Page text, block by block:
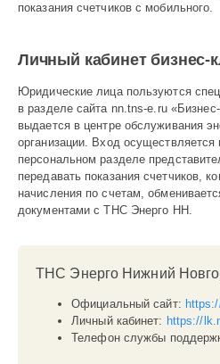
показания счетчиков с мобильного.
Личный кабинет бизнес-
Юридические лица пользуются
в разделе сайта nn.tns-e.ru
выдается в центре обслуживания
организации. Вход
персональном разделе
передавать показания счетчиков,
начисления по счетам,
документами с ТНС Энерго НН.
ТНС Энерго Нижний
Официальный сайт:
Личный кабинет: https://
Телефон службы